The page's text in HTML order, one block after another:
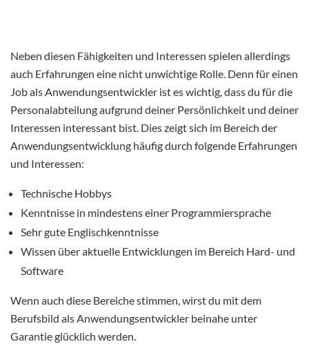
Neben diesen Fähigkeiten und Interessen spielen allerdings
auch Erfahrungen eine nicht unwichtige Rolle. Denn für einen
Job als Anwendungsentwickler ist es wichtig, dass du für die
Personalabteilung aufgrund deiner Persönlichkeit und deiner
Interessen interessant bist. Dies zeigt sich im Bereich der
Anwendungsentwicklung häufig durch folgende Erfahrungen
und Interessen:
Technische Hobbys
Kenntnisse in mindestens einer Programmiersprache
Sehr gute Englischkenntnisse
Wissen über aktuelle Entwicklungen im Bereich Hard- und
Software
Wenn auch diese Bereiche stimmen, wirst du mit dem
Berufsbild als Anwendungsentwickler beinahe unter
Garantie glücklich werden.